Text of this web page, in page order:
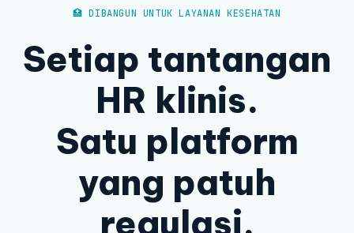
🏥 DIBANGUN UNTUK LAYANAN KESEHATAN
Setiap tantangan
HR klinis.
Satu platform
yang patuh
regulasi.